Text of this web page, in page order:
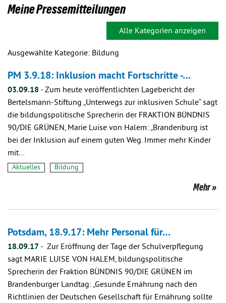
Meine Pressemitteilungen
Alle Kategorien anzeigen
Ausgewählte Kategorie: Bildung
PM 3.9.18: Inklusion macht Fortschritte -…
03.09.18 - Zum heute veröffentlichten Lagebericht der
Bertelsmann-Stiftung „Unterwegs zur inklusiven Schule“ sagt
die bildungspolitische Sprecherin der FRAKTION BÜNDNIS
90/DIE GRÜNEN, Marie Luise von Halem: „Brandenburg ist
bei der Inklusion auf einem guten Weg. Immer mehr Kinder
mit…
Aktuelles Bildung
Mehr
Potsdam, 18.9.17: Mehr Personal für…
18.09.17 - Zur Eröffnung der Tage der Schulverpflegung
sagt MARIE LUISE VON HALEM, bildungspolitische
Sprecherin der Fraktion BÜNDNIS 90/DIE GRÜNEN im
Brandenburger Landtag: „Gesunde Ernährung nach den
Richtlinien der Deutschen Gesellschaft für Ernährung sollte